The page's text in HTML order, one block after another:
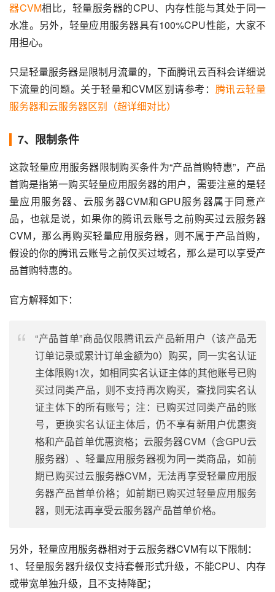
器CVM相比，轻量服务器的CPU、内存性能与其处于同一
水准。另外，轻量应用服务器具有100%CPU性能，大家不
用担心。
只是轻量服务器是限制月流量的，下面腾讯云百科会详细说
下流量的问题。关于轻量和CVM区别请参考： 腾讯云轻量
服务器和云服务器区别（超详细对比）
7、限制条件
这款轻量应用服务器限制购买条件为“产品首购特惠”，产品
首购是指第一购买轻量应用服务器的用户，需要注意的是轻
量应用服务器、云服务器CVM和GPU服务器属于同意产
品，也就是说，如果你的腾讯云账号之前购买过云服务器
CVM，那么再购买轻量应用服务器，则不属于产品首购，
假设的你的腾讯云账号之前仅买过域名，那么是可以享受产
品首购特惠的。
官方解释如下：
“产品首单”商品仅限腾讯云产品新用户（该产品无
订单记录或累计订单金额为0）购买，同一实名认证
主体限购1次，如相同实名认证主体的其他账号已购
买过同类产品，则不支持再次购买，查找同实名认
证主体下的所有账号；注：已购买过同类产品的账
号，更换实名认证主体后，仍不享有新用户优惠资
格和产品首单优惠资格；云服务器CVM（含GPU云
服务器）、轻量应用服务器视为同一类商品，如前
期已购买过云服务器CVM，无法再享受轻量应用服
务器产品首单价格；如前期已购买过轻量应用服务
器，则无法再享受云服务器产品首单价格。
另外，轻量应用服务器相对于云服务器CVM有以下限制：
1、轻量服务器升级仅支持套餐形式升级，不能CPU、内存
或带宽单独升级，且不支持降配；